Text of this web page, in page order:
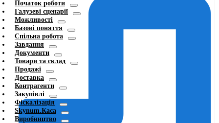
Початок роботи
Галузеві сценарії
Можливості
Базові поняття
Спільна робота
Завдання
Документи
Товари та склад
Продажі
Доставка
Контрагенти
Закупівлі
Фіскалізація
Skynum.Каса
Виробництво